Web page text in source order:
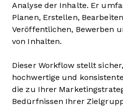
Analyse der Inhalte. Er
Planen, Erstellen,
Veröffentlichen, Bewerben
von Inhalten.
Dieser Workflow stellt
hochwertige und
die zu Ihrer
Bedürfnissen Ihrer